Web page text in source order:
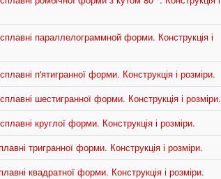
параллелограммной форми. Конструкція і
п'ятигранної форми. Конструкція і розміри.
шестигранної форми. Конструкція і розміри.
круглої форми. Конструкція і розміри.
тригранної форми. Конструкція і розміри.
квадратної форми. Конструкція і розміри.